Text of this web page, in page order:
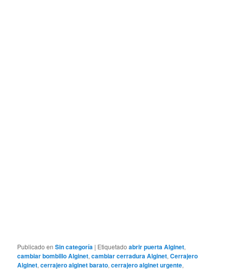
Publicado en Sin categoría | Etiquetado abrir puerta Alginet,
cambiar bombillo Alginet,cambiar cerradura Alginet,Cerrajero
Alginet,cerrajero alginet barato,cerrajero alginet urgente,